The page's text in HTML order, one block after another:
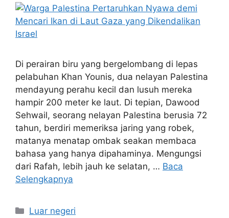
Di perairan biru yang bergelombang di lepas
pelabuhan Khan Younis, dua nelayan Palestina
mendayung perahu kecil dan lusuh mereka
hampir 200 meter ke laut. Di tepian, Dawood
Sehwail, seorang nelayan Palestina berusia 72
tahun, berdiri memeriksa jaring yang robek,
matanya menatap ombak seakan membaca
bahasa yang hanya dipahaminya. Mengungsi
dari Rafah, lebih jauh ke selatan, … Baca
Selengkapnya
Kategori
Luar negeri